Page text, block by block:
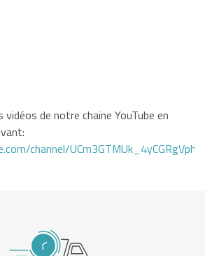
de notre chaine YouTube en
channel/